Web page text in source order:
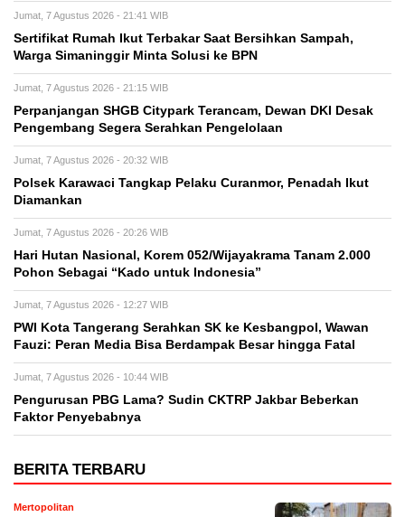
Jumat, 7 Agustus 2026 - 21:41 WIB
Sertifikat Rumah Ikut Terbakar Saat Bersihkan Sampah,
Warga Simaninggir Minta Solusi ke BPN
Jumat, 7 Agustus 2026 - 21:15 WIB
Perpanjangan SHGB Citypark Terancam, Dewan DKI Desak
Pengembang Segera Serahkan Pengelolaan
Jumat, 7 Agustus 2026 - 20:32 WIB
Polsek Karawaci Tangkap Pelaku Curanmor, Penadah Ikut
Diamankan
Jumat, 7 Agustus 2026 - 20:26 WIB
Hari Hutan Nasional, Korem 052/Wijayakrama Tanam 2.000
Pohon Sebagai “Kado untuk Indonesia”
Jumat, 7 Agustus 2026 - 12:27 WIB
PWI Kota Tangerang Serahkan SK ke Kesbangpol, Wawan
Fauzi: Peran Media Bisa Berdampak Besar hingga Fatal
Jumat, 7 Agustus 2026 - 10:44 WIB
Pengurusan PBG Lama? Sudin CKTRP Jakbar Beberkan
Faktor Penyebabnya
BERITA TERBARU
Mertopolitan